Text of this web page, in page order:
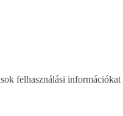
felhasználási